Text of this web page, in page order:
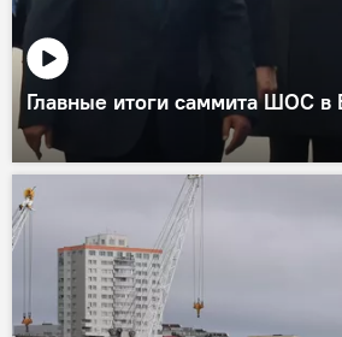
Главные итоги саммита ШОС